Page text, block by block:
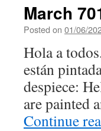
March
Posted on 01/06/
Hola a
están
despiece:
are painted
Continue